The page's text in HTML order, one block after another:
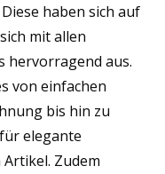
haben sich auf
mit allen
hervorragend aus.
von einfachen
bis hin zu
elegante
Zudem